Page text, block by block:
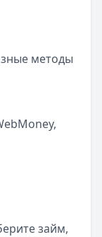
методы
займ,